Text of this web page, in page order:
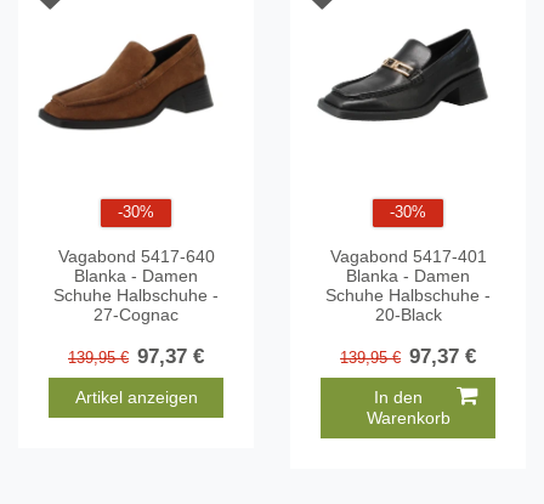
-30%
Vagabond 5417-640
Blanka - Damen
Schuhe Halbschuhe -
27-Cognac
139,95 € 97,37 €
Artikel anzeigen
-30%
Vagabond 5417-401
Blanka - Damen
Schuhe Halbschuhe -
20-Black
139,95 € 97,37 €
In den
Warenkorb